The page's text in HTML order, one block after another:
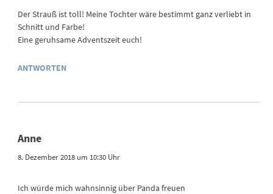
Der Strauß ist toll! Meine Tochter wäre bestimmt ganz verliebt in
Schnitt und Farbe!
Eine geruhsame Adventszeit euch!
ANTWORTEN
Anne
8. Dezember 2018 um 10:30 Uhr
Ich würde mich wahnsinnig über Panda freuen